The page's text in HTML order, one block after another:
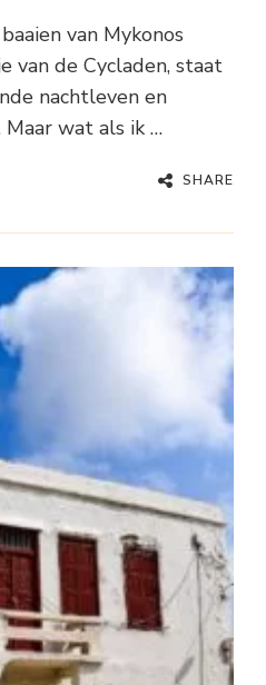
van Mykonos
van de Cycladen, staat
nachtleven en
Maar wat als ik …
SHARE